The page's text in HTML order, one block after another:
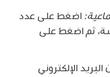
اضغط على عدد
ثم اضغط على
الإلكتروني